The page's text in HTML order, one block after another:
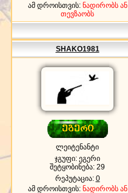
ამ დროისთვის: ნადირობს ან
თევზაობს
SHAKO1981
ლეიტენანტი
ჯგუფი: ეგერი
შეტყობინება: 29
რეპუტაცია: 0
ამ დროისთვის: ნადირობს ან